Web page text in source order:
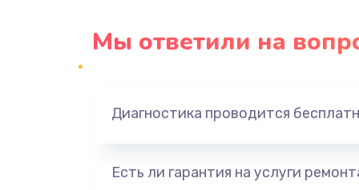
Ремонт разъема
Замена кабеля
Замена датчика приближения
Мы ответили на
Диагностика проводится
Есть ли гарантия на услуги